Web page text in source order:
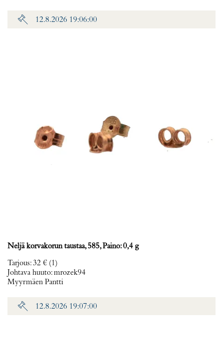
12.8.2026 19:06:00
Neljä korvakorun taustaa, 585, Paino: 0,4 g
Tarjous:32 € (1)
Johtava huuto:mrozek94
Myyrmäen Pantti
12.8.2026 19:07:00